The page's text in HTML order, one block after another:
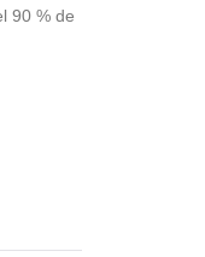
90 % de